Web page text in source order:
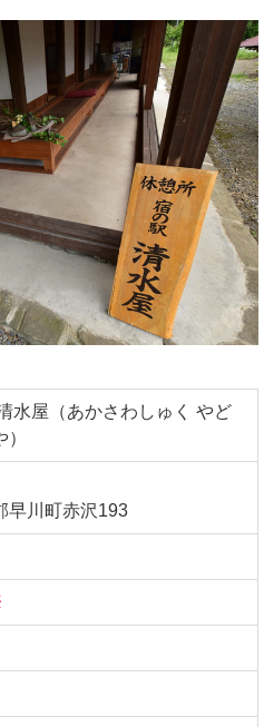
水屋（あかさわしゅく やど
早川町赤沢193